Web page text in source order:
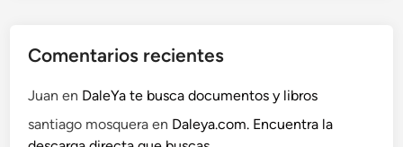
Comentarios recientes
Juan en DaleYa te busca documentos y libros
santiago mosquera en Daleya.com. Encuentra la